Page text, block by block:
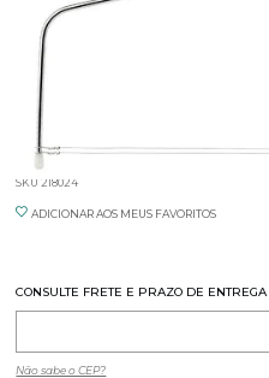
NIVELADOR DE BOLO
SKU 218024
ADICIONAR AOS MEUS FAVORITOS
CONSULTE FRETE E PRAZO DE ENTREGA
Não sabe o CEP?